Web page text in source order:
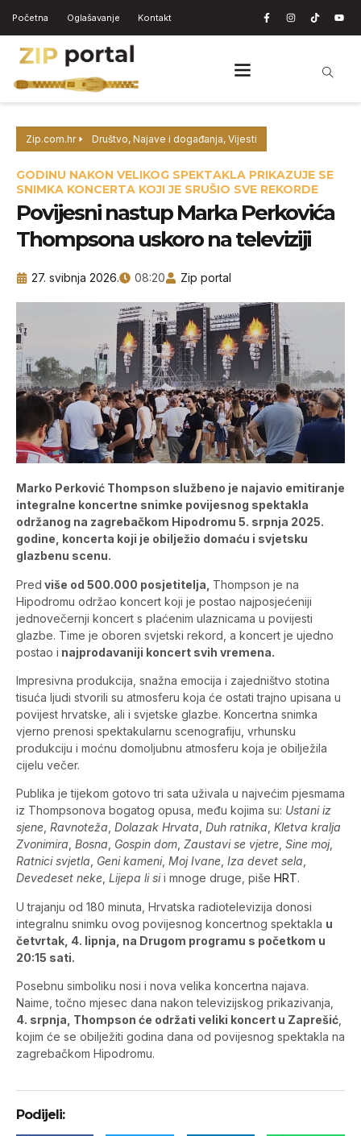
Početna Oglašavanje Kontakt
Zip.com.hr Društvo, Najave i događanja, Vijesti
GODINU NAKON VELIKOG SPEKTAKLA PRIKAZUJE SE
SNIMKA KONCERTA KOJI JE SRUŠIO SVE REKORDE
Povijesni nastup Marka Perkovića
Thompsona uskoro na televiziji
27. svibnja 2026. 08:20 Zip portal
Marko Perković Thompson službeno je najavio emitiranje
integralne koncertne snimke povijesnog spektakla
održanog na zagrebačkom Hipodromu 5. srpnja 2025.
godine, koncerta koji je obilježio domaću i svjetsku
glazbenu scenu.
Pred više od 500.000 posjetitelja, Thompson je na
Hipodromu održao koncert koji je postao najposjećeniji
jednovečernji koncert s plaćenim ulaznicama u povijesti
glazbe. Time je oboren svjetski rekord, a koncert je ujedno
postao i najprodavaniji koncert svih vremena.
Impresivna produkcija, snažna emocija i zajedništvo stotina
tisuća ljudi stvorili su atmosferu koja će ostati trajno upisana u
povijest hrvatske, ali i svjetske glazbe. Koncertna snimka
vjerno prenosi spektakularnu scenografiju, vrhunsku
produkciju i moćnu domoljubnu atmosferu koja je obilježila
cijelu večer.
Publika je tijekom gotovo tri sata uživala u najvećim pjesmama
iz Thompsonova bogatog opusa, među kojima su: Ustani iz
sjene Ravnoteža Dolazak Hrvata Duh ratnika Kletva kralja
Zvonimira Bosna Gospin dom Zaustavi se vjetre Sine moj,
Ratnici svjetla Geni kameni, Moj Ivane Iza devet sela
Devedeset neke Lijepa li sii mnoge druge, piše HRT.
U trajanju od 180 minuta, Hrvatska radiotelevizija donosi
integralnu snimku ovog povijesnog koncertnog spektakla u
četvrtak, 4. lipnja, na Drugom programu s početkom u
20:15 sati.
Posebnu simboliku nosi i nova velika koncertna najava.
Naime, točno mjesec dana nakon televizijskog prikazivanja,
4. srpnja, Thompson će održati veliki koncert u Zaprešić
kojim će se obilježiti godina dana od povijesnog spektakla na
zagrebačkom Hipodromu.
Podijeli: